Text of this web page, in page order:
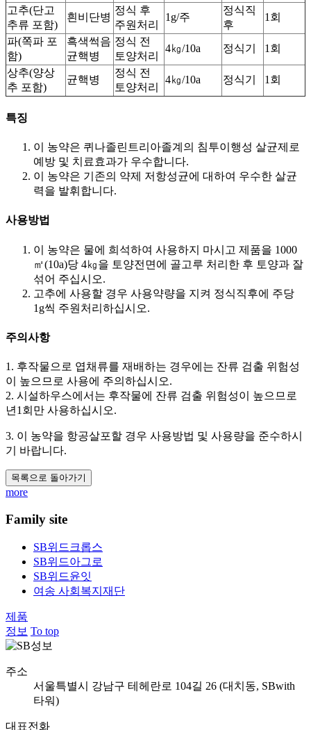
고추(단고
추류 포함)
흰비단병
정식 후
주원처리
1g/주
정식직
후
1회
파(쪽파 포
함)
흑색썩음
균핵병
정식 전
토양처리
4㎏/10a 정식기 1회
상추(양상
추 포함)
균핵병
정식 전
토양처리
4㎏/10a 정식기 1회
특징
이 농약은 퀴나졸린트리아졸계의 침투이행성 살균제로
예방 및 치료효과가 우수합니다.
이 농약은 기존의 약제 저항성균에 대하여 우수한 살균
력을 발휘합니다. ​
사용방법
이 농약은 물에 희석하여 사용하지 마시고 제품을 1000
㎡(10a)당 4㎏을 토양전면에 골고루 처리한 후 토양과 잘
섞어 주십시오.
고추에 사용할 경우 사용약량을 지켜 정식직후에 주당
1g씩 주원처리하십시오.
주의사항
1. 후작물으로 엽채류를 재배하는 경우에는 잔류 검출 위험성
이 높으므로 사용에 주의하십시오.
2. 시설하우스에서는 후작물에 잔류 검출 위험성이 높으므로
년1회만 사용하십시오.
3. 이 농약을 항공살포할 경우 사용방법 및 사용량을 준수하시
기 바랍니다.
목록으로 돌아가기
more
Family site
SB위드크롭스
SB위드아그로
SB위드윤잇
여송 사회복지재단
제품
정보 To top
주소
서울특별시 강남구 테헤란로 104길 26 (대치동, SBwith
타워)
대표전화